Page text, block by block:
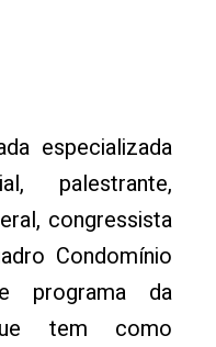
especializada
palestrante,
congressista
Condomínio
programa da
tem como